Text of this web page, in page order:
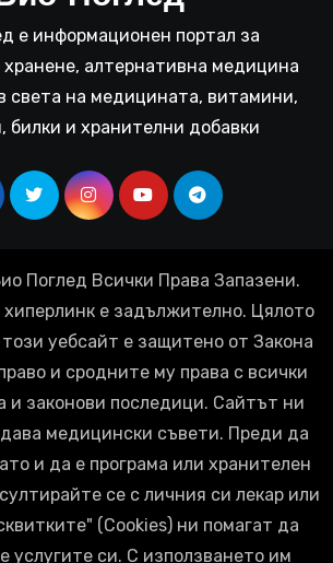
е информационен портал за
хранене, алтернативна медицина
света на медицината, витамини,
билки и хранителни добавки
Поглед Всички Права Запазени.
хиперлинк е задължително. Цялото
уебсайт е защитено от Закона
и сродните му права с всички
и законови последици. Сайтът ни
медицински съвети. Преди да
и да е програма или хранителен
се с личния си лекар или
(Cookies) ни помагат да
услугите си. С използването им